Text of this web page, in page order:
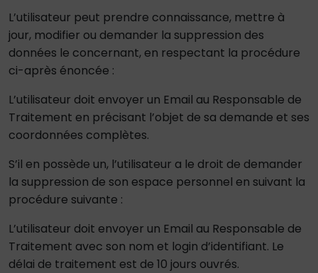
L’utilisateur peut prendre connaissance, mettre à
jour, modifier ou demander la suppression des
données le concernant, en respectant la procédure
ci-après énoncée :
L’utilisateur doit envoyer un Email au Responsable de
Traitement en précisant l’objet de sa demande et ses
coordonnées complètes.
S’il en possède un, l’utilisateur a le droit de demander
la suppression de son espace personnel en suivant la
procédure suivante :
L’utilisateur doit envoyer un Email au Responsable de
Traitement avec son nom et login d’identifiant. Le
délai de traitement est de 10 jours ouvrés.